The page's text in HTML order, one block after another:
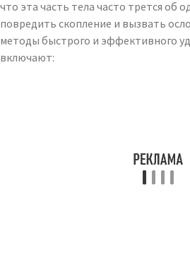
что эта часть тела часто трется об
повредить скопление и вызвать
методы быстрого и эффективного
включают: